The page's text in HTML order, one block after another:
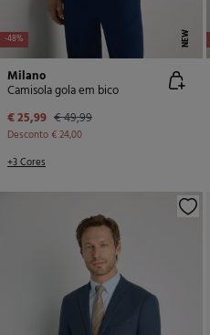
-48% NEW
Milano
Camisola gola em bico
€ 25,99 € 49,99
Desconto€ 24,00
+3 Cores